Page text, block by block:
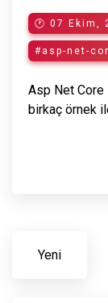
🕐 07 Ekim,
#asp-net-
Asp Net Core
birkaç örnek
Yeni